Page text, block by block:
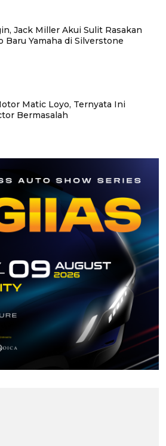
Jack Miller Akui Sulit Rasakan
Baru Yamaha di Silverstone
Matic Loyo, Ternyata Ini
Bermasalah